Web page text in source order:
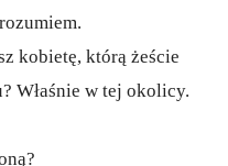
kobietę, którą żeście
Właśnie w tej okolicy.